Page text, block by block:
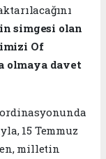
simgesi olan
Of
olmaya davet
15 Temmuz
milletin